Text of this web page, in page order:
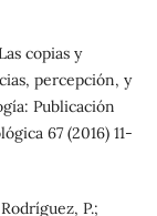
copias y
percepción, y
Publicación
67 (2016) 11-
P.;